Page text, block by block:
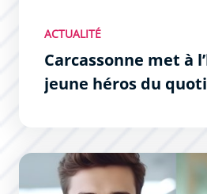
ACTUALITÉ
Carcassonne met à
jeune héros du
3 Étudiants en médecine